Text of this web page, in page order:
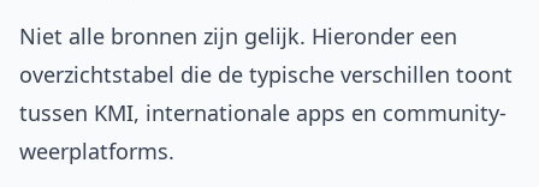
Niet alle bronnen zijn gelijk. Hieronder een
overzichtstabel die de typische verschillen toont
tussen KMI, internationale apps en community-
weerplatforms.